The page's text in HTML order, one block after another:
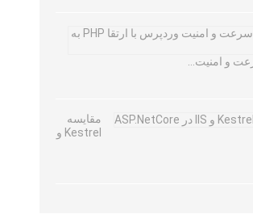
و امنیت…
مقایسه
Kestrel و